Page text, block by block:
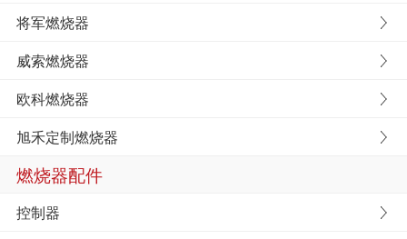
将军燃烧器
威索燃烧器
欧科燃烧器
旭禾定制燃烧器
燃烧器配件
控制器